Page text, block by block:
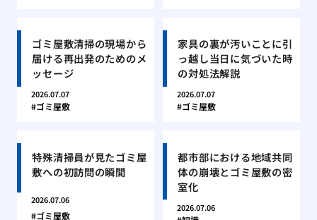
ゴミ屋敷清掃の現場から
届ける再出発のためのメ
ッセージ
2026.07.07
ゴミ屋敷
家具の裏が汚いことに引
っ越し当日に気づいた時
の対処法解説
2026.07.07
ゴミ屋敷
特殊清掃員が見たゴミ屋
敷への初訪問の瞬間
2026.07.06
ゴミ屋敷
都市部における地域共同
体の崩壊とゴミ屋敷の密
室化
2026.07.06